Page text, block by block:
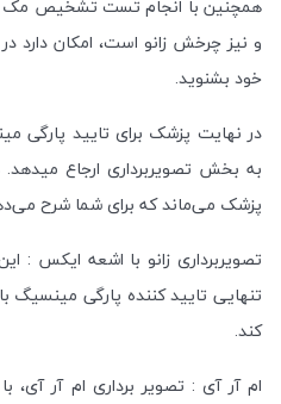
همچنین با انجام تست تشخیص مک
و نیز چرخش زانو است، امکان دارد
خود بشنوید.
در نهایت پزشک برای تایید پارگی
پزشک می‌ماند که برای شما شرح
تصویربرداری زانو با اشعه ایکس :
تنهایی تایید کننده پارگی مینسیگ
کند.
ام آر آی : تصویر برداری ام آر آی،